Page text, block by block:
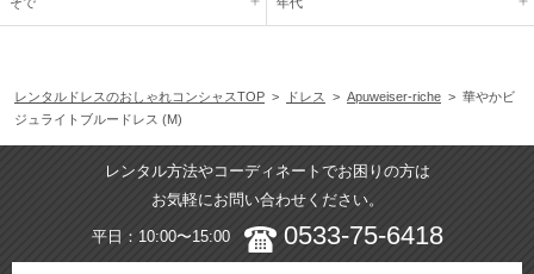
レンタルドレスのおしゃれコンシャスTOP > ドレス > Apuweiser-riche > 華やかビ
ジュライトブルードレス (M)
レンタル方法やコーディネートでお困りの方は
お気軽にお問い合わせください。
平日：10:00〜15:00 0533-75-6418